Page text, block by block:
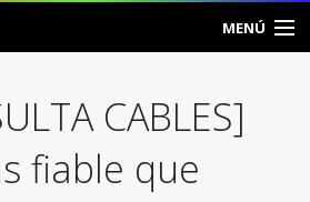
MENÚ
CABLES]
fiable que